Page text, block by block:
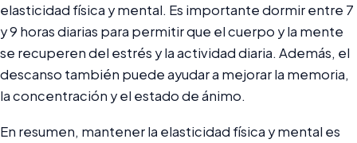
elasticidad física y mental. Es importante dormir entre 7
y 9 horas diarias para permitir que el cuerpo y la mente
se recuperen del estrés y la actividad diaria. Además, el
descanso también puede ayudar a mejorar la memoria,
la concentración y el estado de ánimo.
En resumen, mantener la elasticidad física y mental es